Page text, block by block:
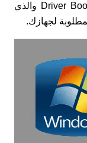
دعونا أولاً نُلقي الضوء على برنامج Driver Booster 9 والذي
لجهازك.